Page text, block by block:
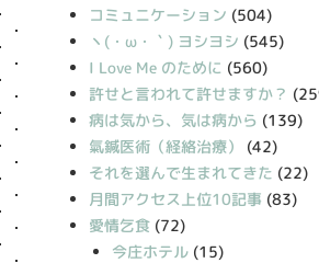
コミュニケーション (504)
丶(・ω・｀) ヨシヨシ (545)
I Love Me のために (560)
許せと言われて許せますか？
病は気から、気は病から (139)
氣鍼医術（経絡治療）
(42)
それを選んで生まれてきた (22)
月間アクセス上位10記事 (83)
愛情乞食 (72)
今庄ホテル(15)